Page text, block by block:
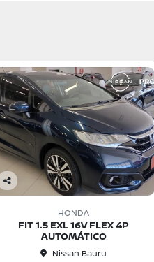
Co
HONDA
FIT 1.5 EXL 16V FLEX 4P
AUTOMÁTICO
Nissan Bauru